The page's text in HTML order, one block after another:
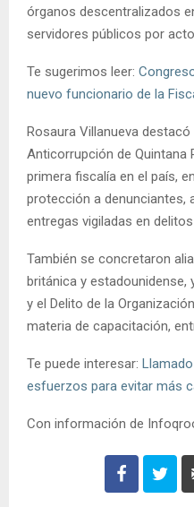
órganos descentralizados
servidores públicos por
Te sugerimos leer:
nuevo funcionario de la
Rosaura Villanueva
Anticorrupción de
primera fiscalía en el país,
protección a denunciantes,
entregas vigiladas en
También se concretaron
británica y estadounidense,
y el Delito de la
materia de capacitación,
Te puede interesar:
esfuerzos para evitar más
Con información de